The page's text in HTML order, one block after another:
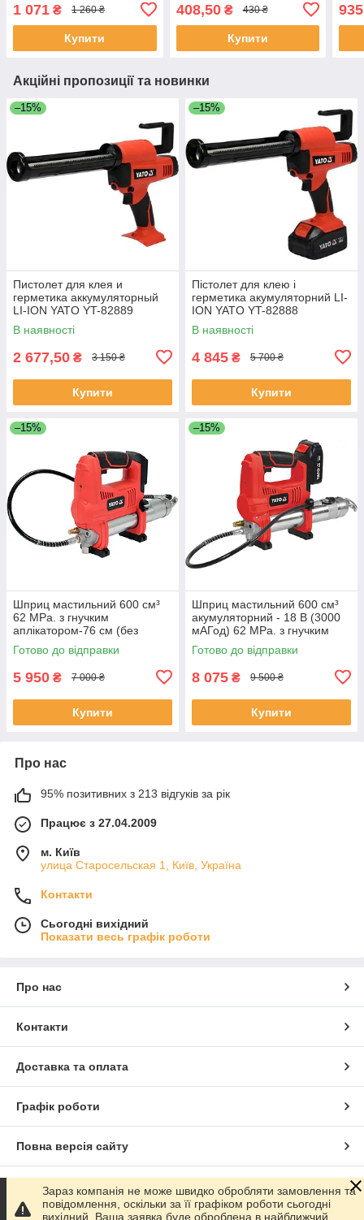
мм) Yato YT-67434
1 071 ₴ 1 260 ₴
Купити
67520 (Польща)
408,50₴ 430 ₴
Купити
935
Акційні пропозиції та новинки
–15%
Пистолет для клея и
герметика аккумуляторный
LI-ION YATO YT-82889
(Польша)
В наявності
2 677,50 ₴ 3 150 ₴
Купити
–15%
Пістолет для клею і
герметика акумуляторний LI-
ION YATO YT-82888
(Польща)
В наявності
4 845 ₴ 5 700 ₴
Купити
–15%
Шприц мастильний 600 см³
62 MPa. з гнучким
аплікатором-76 см (без
акумулятора) Yato YT-07021
(Польща)
Готово до відправки
5 950 ₴ 7 000 ₴
Купити
–15%
Шприц мастильний 600 см³
акумуляторний - 18 В (3000
мАГод) 62 MPa. з гнучким
аплікатором-76 см Yato YT-
07020 (Польща)
Готово до відправки
8 075 ₴ 9 500 ₴
Купити
Про нас
95% позитивних з 213 відгуків за рік
Працює з 27.04.2009
м. Київ
улица Старосельская 1, Київ, Україна
Контакти
Сьогодні вихідний
Показати весь графік роботи
Про нас
Контакти
Доставка та оплата
Графік роботи
Повна версія сайту
Сайт створено на маркетплейсі Prom.ua
Зараз компанія не може швидко обробляти замовлення та
повідомлення, оскільки за її графіком роботи сьогодні
вихідний. Ваша заявка буде оброблена в найближчий